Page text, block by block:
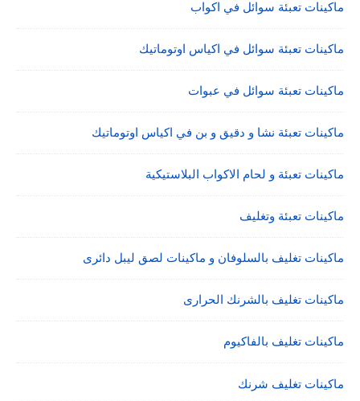
ماكينات تعبئة سوائل في اكواب
ماكينات تعبئة سوائل في اكياس اوتوماتيك
ماكينات تعبئة سوائل في عبوات
ماكينات تعبئة نشا و دقيق و بن في اكياس اوتوماتيك
ماكينات تعبئة و لحام الاكواب البلاستيكية
ماكينات تعبئة وتغليف
ماكينات تغليف بالسلوفان و ماكينات لصق ليبل دائرى
ماكينات تغليف بالشرنك الحرارى
ماكينات تغليف بالفاكيوم
ماكينات تغليف شرنك